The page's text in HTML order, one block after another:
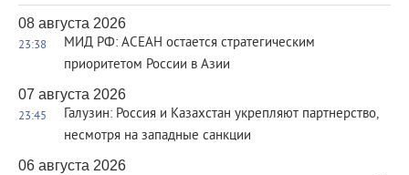
08 августа 2026
23:38
МИД РФ: АСЕАН остается стратегическим
приоритетом России в Азии
07 августа 2026
23:45
Галузин: Россия и Казахстан укрепляют партнерство,
несмотря на западные санкции
06 августа 2026